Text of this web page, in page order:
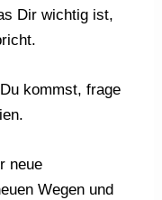
Dir wichtig ist,
kommst, frage
neue
Wegen und